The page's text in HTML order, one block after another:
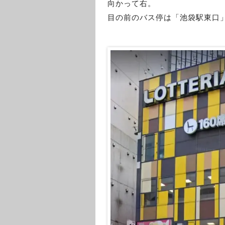
向かって右。
目の前のバス停は「池袋駅東口